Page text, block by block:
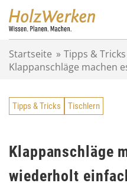
Startseite » Tipps & Tricks
Klappanschläge machen
Tipps & Tricks Tischlern
Klappanschläge
wiederholt